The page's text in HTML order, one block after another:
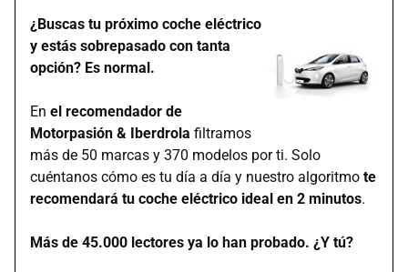
¿Buscas tu próximo coche eléctrico
y estás sobrepasado con tanta
opción? Es normal.
En el recomendador de
Motorpasión & Iberdrola filtramos
más de 50 marcas y 370 modelos por ti. Solo
cuéntanos cómo es tu día a día y nuestro algoritmo te
recomendará tu coche eléctrico ideal en 2 minutos.
Más de 45.000 lectores ya lo han probado. ¿Y tú?